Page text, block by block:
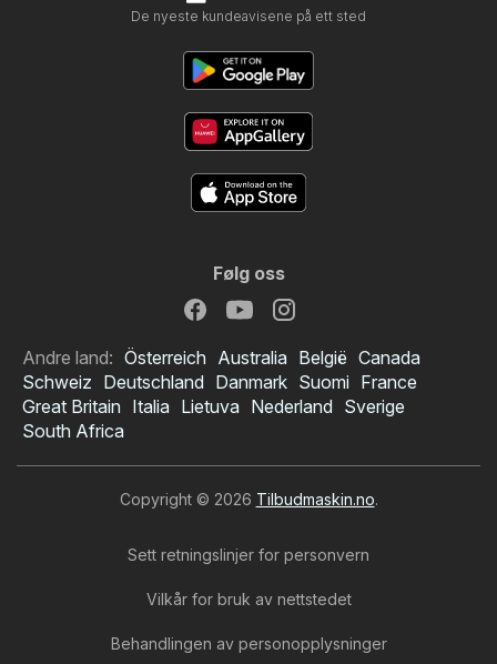
De nyeste kundeavisene på ett sted
Følg oss
Andre land: Österreich Australia België Canada
Schweiz Deutschland Danmark Suomi France
Great Britain Italia Lietuva Nederland Sverige
South Africa
Copyright © 2026 Tilbudmaskin.no.
Sett retningslinjer for personvern
Vilkår for bruk av nettstedet
Behandlingen av personopplysninger